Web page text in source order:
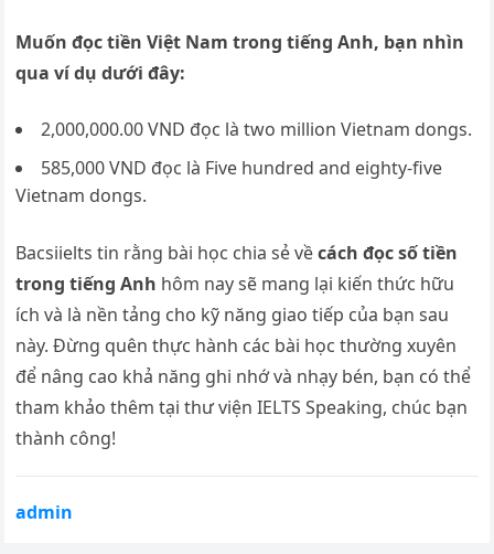
Muốn đọc tiền Việt Nam trong tiếng Anh, bạn nhìn
qua ví dụ dưới đây:
2,000,000.00 VND đọc là two million Vietnam dongs.
585,000 VND đọc là Five hundred and eighty-five
Vietnam dongs.
Bacsiielts tin rằng bài học chia sẻ vềcách đọc số tiền
trong tiếng Anh hôm nay sẽ mang lại kiến thức hữu
ích và là nền tảng cho kỹ năng giao tiếp của bạn sau
này. Đừng quên thực hành các bài học thường xuyên
để nâng cao khả năng ghi nhớ và nhạy bén, bạn có thể
tham khảo thêm tại thư viện IELTS Speaking, chúc bạn
thành công!
admin